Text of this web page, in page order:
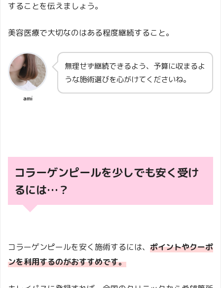
することを伝えましょう。
美容医療で大切なのはある程度継続すること。
ami
無理せず継続できるよう、予算に収まるよ
うな施術選びを心がけてくださいね。
コラーゲンピールを少しでも安く受け
るには…？
コラーゲンピールを安く施術するには、 ポイントやクーポ
ンを利用するのがおすすめです。